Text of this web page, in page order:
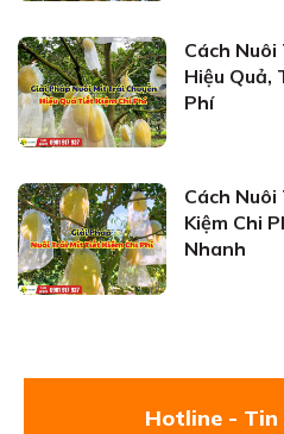
Cách
Hiệu Quả,
Phí
Cách
Kiệm Chi
Nhanh
Hotline - Tin